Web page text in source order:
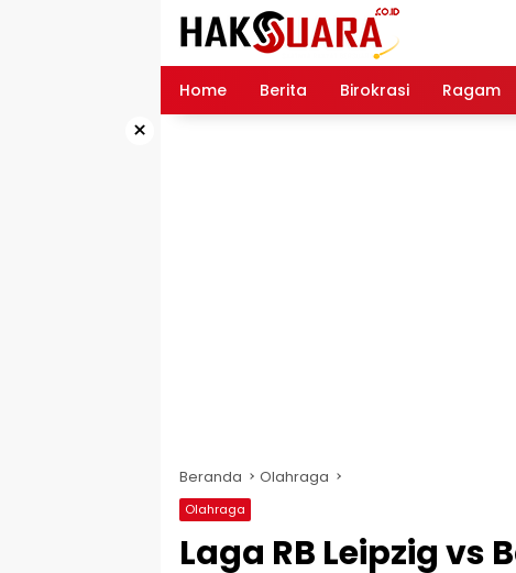
Home Berita Birokrasi Ragam
×
Beranda Olahraga
Olahraga
Laga RB Leipzig vs